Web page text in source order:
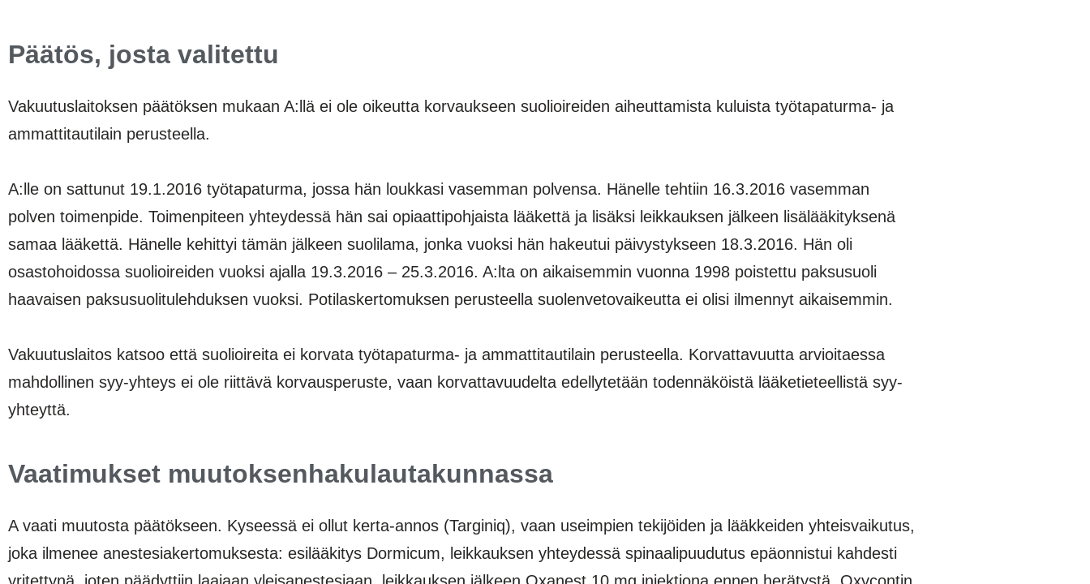
Päätös, josta valitettu
Vakuutuslaitoksen päätöksen mukaan A:llä ei ole oikeutta korvaukseen suolioireiden aiheuttamista kuluista työtapaturma- ja
ammattitautilain perusteella.
A:lle on sattunut 19.1.2016 työtapaturma, jossa hän loukkasi vasemman polvensa. Hänelle tehtiin 16.3.2016 vasemman
polven toimenpide. Toimenpiteen yhteydessä hän sai opiaattipohjaista lääkettä ja lisäksi leikkauksen jälkeen lisälääkityksenä
samaa lääkettä. Hänelle kehittyi tämän jälkeen suolilama, jonka vuoksi hän hakeutui päivystykseen 18.3.2016. Hän oli
osastohoidossa suolioireiden vuoksi ajalla 19.3.2016 – 25.3.2016. A:lta on aikaisemmin vuonna 1998 poistettu paksusuoli
haavaisen paksusuolitulehduksen vuoksi. Potilaskertomuksen perusteella suolenvetovaikeutta ei olisi ilmennyt aikaisemmin.
Vakuutuslaitos katsoo että suolioireita ei korvata työtapaturma- ja ammattitautilain perusteella. Korvattavuutta arvioitaessa
mahdollinen syy-yhteys ei ole riittävä korvausperuste, vaan korvattavuudelta edellytetään todennäköistä lääketieteellistä syy-
yhteyttä.
Vaatimukset muutoksenhakulautakunnassa
A vaati muutosta päätökseen. Kyseessä ei ollut kerta-annos (Targiniq), vaan useimpien tekijöiden ja lääkkeiden yhteisvaikutus,
joka ilmenee anestesiakertomuksesta: esilääkitys Dormicum, leikkauksen yhteydessä spinaalipuudutus epäonnistui kahdesti